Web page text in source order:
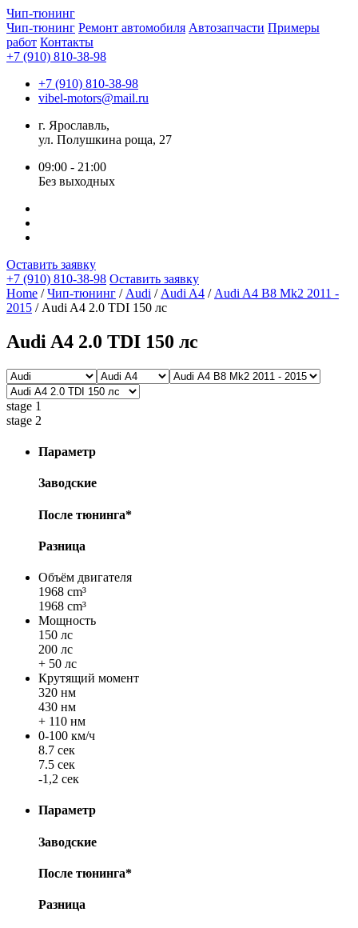
Чип-тюнинг
Чип-тюнинг Ремонт автомобиля Автозапчасти Примеры
работ Контакты
+7 (910) 810-38-98
+7 (910) 810-38-98
vibel-motors@mail.ru
г. Ярославль,
ул. Полушкина роща, 27
09:00 - 21:00
Без выходных
Оставить заявку
+7 (910) 810-38-98 Оставить заявку
Home /Чип-тюнинг / Audi / Audi A4 / Audi A4 B8 Mk2 2011 -
2015 / Audi A4 2.0 TDI 150 лс
Audi A4 2.0 TDI 150 лс
stage 1
stage 2
Параметр
Заводские
После тюнинга*
Разница
Объём двигателя
1968 cm³
1968 cm³
Мощность
150 лс
200 лс
+ 50 лс
Крутящий момент
320 нм
430 нм
+ 110 нм
0-100 км/ч
8.7 сек
7.5 сек
-1,2 сек
Параметр
Заводские
После тюнинга*
Разница